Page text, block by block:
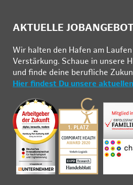
AKTUELLE
Wir hal­ten den Ha­fen am
Ver­stär­kung. Schau­e in un­se­re
und fin­de deine be­ruf­li­che
Hier findest Du unsere